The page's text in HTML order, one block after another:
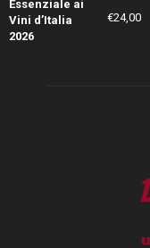
€24,00